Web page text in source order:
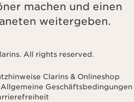
machen und einen
weitergeben.
All rights reserved.
Clarins & Onlineshop
Geschäftsbedingungen